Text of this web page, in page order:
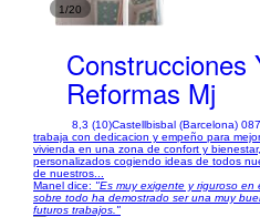
1/20
Construcciones
Reformas Mj
8,3 (10)Castellbisbal (Barcelona)
trabaja con dedicacion y empeño para
vivienda en una zona de confort y
personalizados cogiendo ideas de todos
de nuestros...
Manel dice: "Es muy exigente y riguroso
sobre todo ha demostrado ser una muy
futuros trabajos."